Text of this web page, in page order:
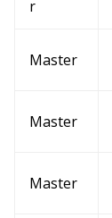
r
Master
Master
Master